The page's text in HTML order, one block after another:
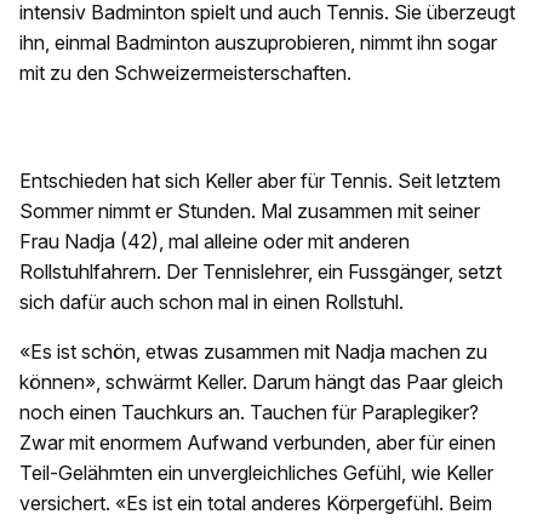
intensiv Badminton spielt und auch Tennis. Sie überzeugt
ihn, einmal Badminton auszuprobieren, nimmt ihn sogar
mit zu den Schweizermeisterschaften.
Entschieden hat sich Keller aber für Tennis. Seit letztem
Sommer nimmt er Stunden. Mal zusammen mit seiner
Frau Nadja (42), mal alleine oder mit anderen
Rollstuhlfahrern. Der Tennislehrer, ein Fussgänger, setzt
sich dafür auch schon mal in einen Rollstuhl.
«Es ist schön, etwas zusammen mit Nadja machen zu
können», schwärmt Keller. Darum hängt das Paar gleich
noch einen Tauchkurs an. Tauchen für Paraplegiker?
Zwar mit enormem Aufwand verbunden, aber für einen
Teil-Gelähmten ein unvergleichliches Gefühl, wie Keller
versichert. «Es ist ein total anderes Körpergefühl. Beim